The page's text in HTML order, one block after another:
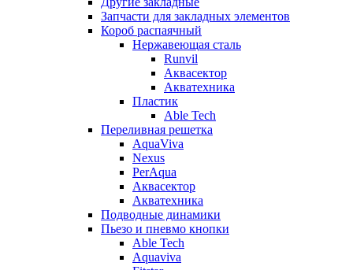
Запчасти для закладных элементов
Короб распаячный
Нержавеющая сталь
Runvil
Аквасектор
Акватехника
Пластик
Able Tech
Переливная решетка
AquaViva
Nexus
PerAqua
Аквасектор
Акватехника
Подводные динамики
Пьезо и пневмо кнопки
Able Tech
Aquaviva